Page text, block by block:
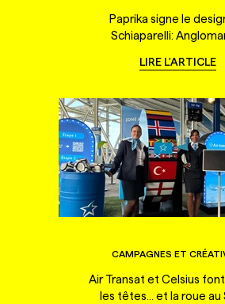
Paprika signe le
Schiaparelli:
LIRE L'ARTICLE
CAMPAGNES ET
Air Transat et Celsius
les têtes... et la roue au